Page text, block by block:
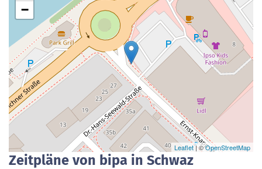
−
Leaflet| ©OpenStreetMap
Zeitpläne von bipa in Schwaz